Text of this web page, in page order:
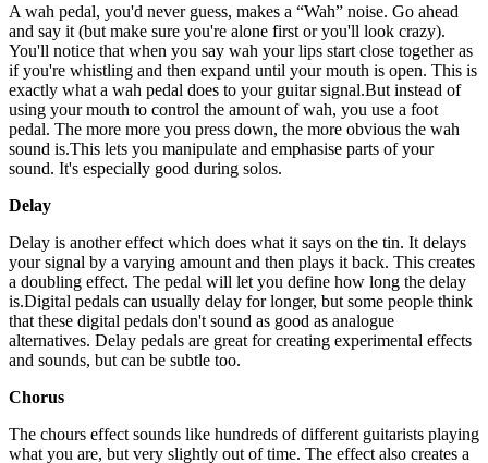
A wah pedal, you'd never guess, makes a “Wah” noise. Go ahead
and say it (but make sure you're alone first or you'll look crazy).
You'll notice that when you say wah your lips start close together as
if you're whistling and then expand until your mouth is open. This is
exactly what a wah pedal does to your guitar signal.But instead of
using your mouth to control the amount of wah, you use a foot
pedal. The more more you press down, the more obvious the wah
sound is.This lets you manipulate and emphasise parts of your
sound. It's especially good during solos.
Delay
Delay is another effect which does what it says on the tin. It delays
your signal by a varying amount and then plays it back. This creates
a doubling effect. The pedal will let you define how long the delay
is.Digital pedals can usually delay for longer, but some people think
that these digital pedals don't sound as good as analogue
alternatives. Delay pedals are great for creating experimental effects
and sounds, but can be subtle too.
Chorus
The chours effect sounds like hundreds of different guitarists playing
what you are, but very slightly out of time. The effect also creates a